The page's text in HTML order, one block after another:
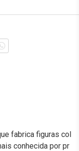
fabrica figuras col
conhecida por pr